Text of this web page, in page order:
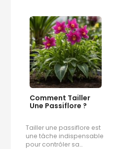
Comment Tailler
Une Passiflore ?
Tailler une passiflore est
une tâche indispensable
pour contrôler sa…